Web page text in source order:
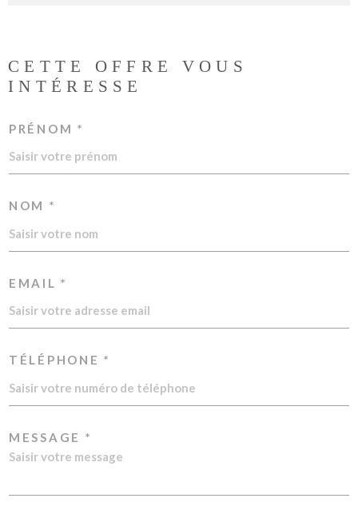
CETTE OFFRE
VOUS
INTÉRESSE
PRÉNOM *
NOM *
EMAIL *
TÉLÉPHONE *
MESSAGE *